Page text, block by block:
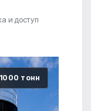
и доступ
тонн